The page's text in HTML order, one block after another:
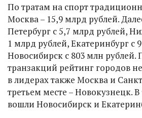
По тратам на спорт
Москва – 15,9 млрд рублей.
Петербург с 5,7 млрд рублей,
1 млрд рублей, Екатеринбург с
Новосибирск с 803 млн рублей.
транзакций рейтинг городов
в лидерах также Москва и
третьем месте – Новокузнецк.
вошли Новосибирск и